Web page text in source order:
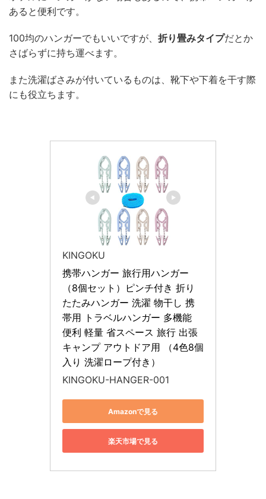
あると便利です。
100均のハンガーでもいいですが、 折り畳みタイプだとか
さばらずに持ち運べます。
また洗濯ばさみが付いているものは、靴下や下着を干す際
にも役立ちます。
KINGOKU
携帯ハンガー 旅行用ハンガー
（8個セット）ピンチ付き 折り
たたみハンガー 洗濯 物干し 携
帯用 トラベルハンガー 多機能
便利 軽量 省スペース 旅行 出張
キャンプ アウトドア用 （4色8個
入り 洗濯ロープ付き）
KINGOKU-HANGER-001
Amazonで見る
楽天市場で見る